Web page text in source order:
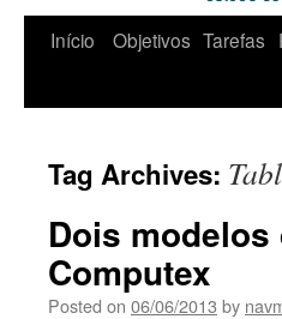
Skip
Início Objetivos Tarefas
Tag Archives:
Dois
Computex
Posted on 06/06/2013 by